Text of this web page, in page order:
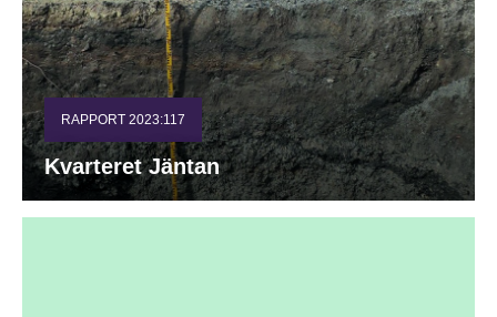
RAPPORT 2023:117
Kvarteret Jäntan